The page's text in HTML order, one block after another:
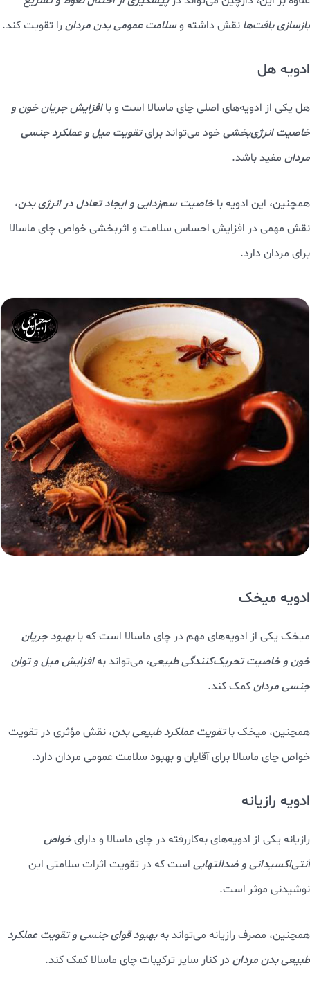
بازسازی بافت‌ها نقش داشته وسلامت عمومی بدن مردان را تقویت کند.
ادویه هل
هل یکی از ادویه‌های اصلی چای ماسالا است و باافزایش جریان خون و
خاصیت انرژی‌بخشیخود می‌تواند برایتقویت میل و عملکرد جنسی
مردان مفید باشد.
همچنین، این ادویه باخاصیت سم‌زدایی و ایجاد تعادل در انرژی بدن،
نقش مهمی در افزایش احساس سلامت و اثربخشی خواص چای ماسالا
برای مردان دارد.
ادویه میخک
میخک یکی از ادویه‌های مهم در چای ماسالا است که بابهبود جریان
خون و خاصیت تحریک‌کنندگی طبیعی، می‌تواند بهافزایش میل و توان
جنسی مردانکمک کند.
همچنین، میخک باتقویت عملکرد طبیعی بدن، نقش مؤثری در تقویت
خواص چای ماسالا برای آقایان و بهبود سلامت عمومی مردان دارد.
ادویه رازیانه
رازیانه یکی از ادویه‌های به‌کاررفته در چای ماسالا و دارایخواص
آنتی‌اکسیدانی و ضدالتهابی است که در تقویت اثرات سلامتی این
نوشیدنی موثر است.
همچنین، مصرف رازیانه می‌تواند بهبهبود قوای جنسی و تقویت عملکرد
طبیعی بدن مردان در کنار سایر ترکیبات چای ماسالا کمک کند.